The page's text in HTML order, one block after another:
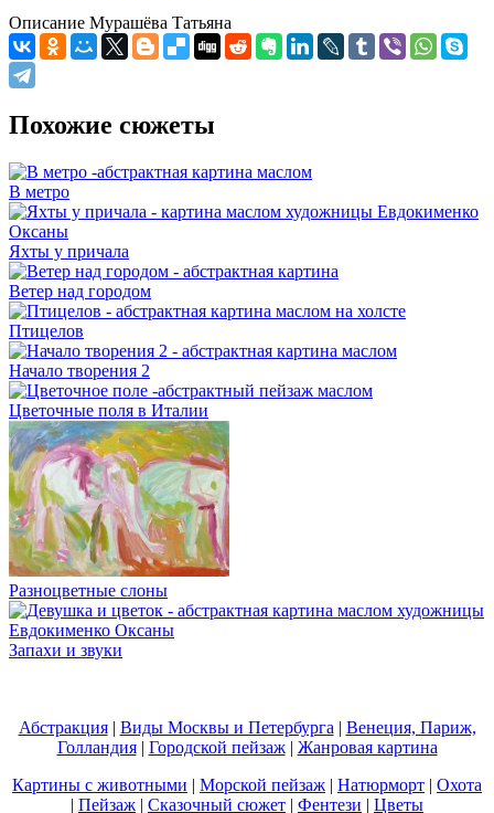
Описание Мурашёва Татьяна
Похожие сюжеты
В метро
Яхты у причала
Ветер над городом
Птицелов
Начало творения 2
Цветочные поля в Италии
Разноцветные слоны
Запахи и звуки
Абстракция| Виды Москвы и Петербурга | Венеция, Париж,
Голландия| Городской пейзаж| Жанровая картина
Картины с животными | Морской пейзаж | Натюрморт | Охота
| Пейзаж | Сказочный сюжет | Фентези | Цветы